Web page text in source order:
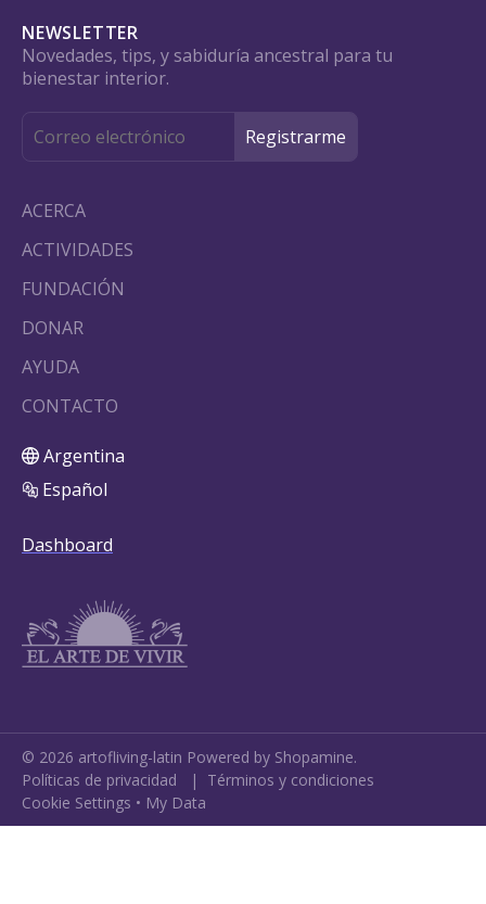
NEWSLETTER
Novedades, tips, y sabiduría ancestral para tu
bienestar interior.
ACERCA
ACTIVIDADES
FUNDACIÓN
DONAR
AYUDA
CONTACTO
Argentina
Español
Dashboard
© 2026 artofliving-latin Powered by Shopamine.
Políticas de privacidad | Términos y condiciones
Cookie Settings • My Data